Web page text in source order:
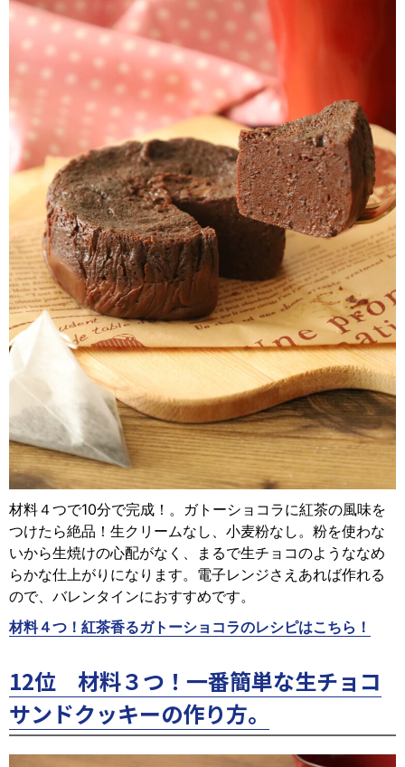
材料４つで10分で完成！。ガトーショコラに紅茶の風味を
つけたら絶品！生クリームなし、小麦粉なし。粉を使わな
いから生焼けの心配がなく、まるで生チョコのようななめ
らかな仕上がりになります。電子レンジさえあれば作れる
ので、バレンタインにおすすめです。
材料４つ！紅茶香るガトーショコラのレシピはこちら！
12位 材料３つ！一番簡単な生チョコ
サンドクッキーの作り方。